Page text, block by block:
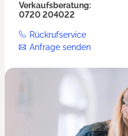
Verkaufsberatung:
0720 204022
Rückrufservice
Anfrage senden